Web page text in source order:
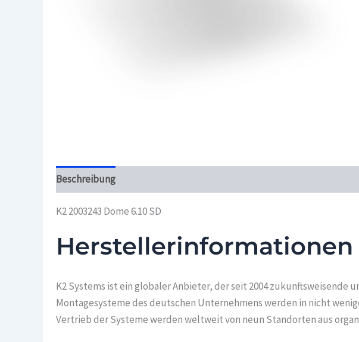
Beschreibung
K2 2003243 Dome 6.10 SD
Herstellerinformationen
K2 Systems ist ein globaler Anbieter, der seit 2004
Montagesysteme des deutschen Unternehmens werden in nicht
Vertrieb der Systeme werden weltweit von neun Standorten aus